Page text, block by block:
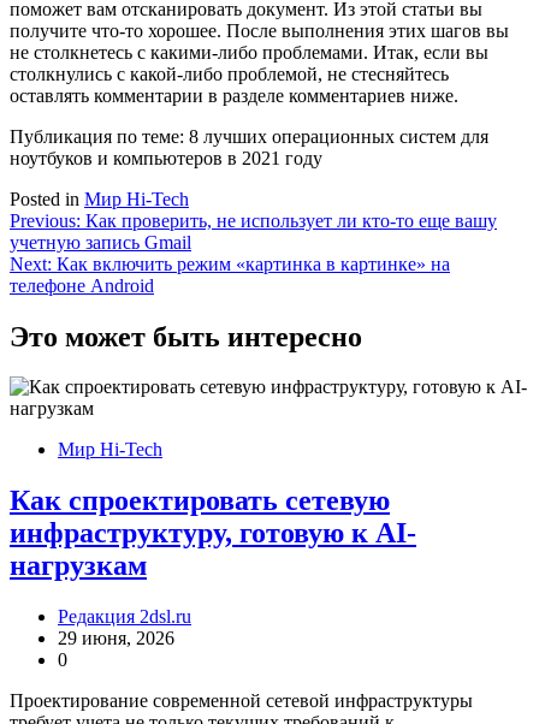
поможет вам отсканировать документ. Из этой статьи вы
получите что-то хорошее. После выполнения этих шагов вы
не столкнетесь с какими-либо проблемами. Итак, если вы
столкнулись с какой-либо проблемой, не стесняйтесь
оставлять комментарии в разделе комментариев ниже.
Публикация по теме: 8 лучших операционных систем для
ноутбуков и компьютеров в 2021 году
Posted in Мир Hi-Tech
Навигация
по
записям
Previous: Как проверить, не использует ли кто-то еще вашу
учетную запись Gmail
Next: Как включить режим «картинка в картинке» на
телефоне Android
Это может быть интересно
Мир Hi-Tech
Как спроектировать сетевую
инфраструктуру, готовую к AI-
нагрузкам
Редакция 2dsl.ru
29 июня, 2026
0
Проектирование современной сетевой инфраструктуры